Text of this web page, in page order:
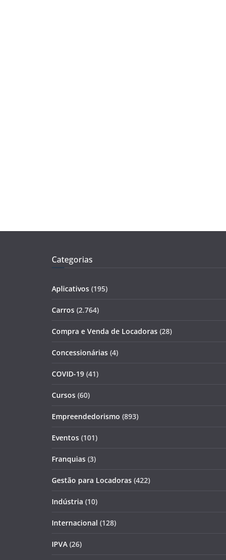
Categorias
Aplicativos (195)
Carros (2.764)
Compra e Venda de Locadoras (28)
Concessionárias (4)
COVID-19 (41)
Cursos (60)
Empreendedorismo (893)
Eventos (101)
Franquias (3)
Gestão para Locadoras (422)
Indústria (10)
Internacional (128)
IPVA (26)